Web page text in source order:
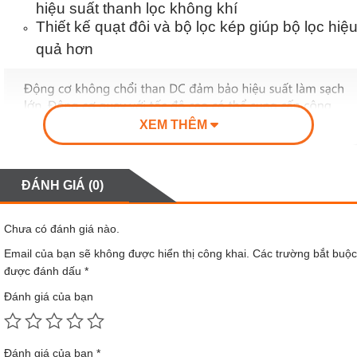
hiệu suất thanh lọc không khí
Thiết kế quạt đôi và bộ lọc kép giúp bộ lọc hiệu
quả hơn
XEM THÊM
ĐÁNH GIÁ (0)
Chưa có đánh giá nào.
Email của bạn sẽ không được hiển thị công khai. Các trường bắt buộc
được đánh dấu *
Đánh giá của bạn
Đánh giá của bạn *